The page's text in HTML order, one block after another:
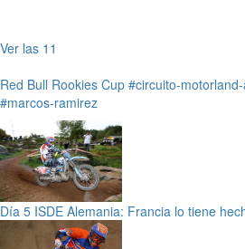
Ver las 11
Red Bull Rookies Cup #circuito-
#marcos-ramirez
Día 5 ISDE Alemania: Francia lo tiene